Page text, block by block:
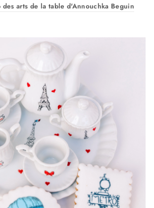
arts de la table d'Annouchka Beguin